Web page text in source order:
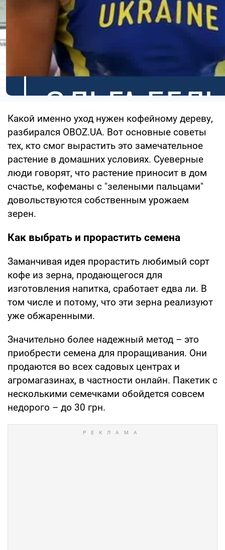
Какой именно уход нужен кофейному дереву,
разбирался OBOZ.UA. Вот основные советы
тех, кто смог вырастить это замечательное
растение в домашних условиях. Суеверные
люди говорят, что растение приносит в дом
счастье, кофеманы с "зелеными пальцами"
довольствуются собственным урожаем
зерен.
Как выбрать и прорастить семена
Заманчивая идея прорастить любимый сорт
кофе из зерна, продающегося для
изготовления напитка, сработает едва ли. В
том числе и потому, что эти зерна реализуют
уже обжаренными.
Значительно более надежный метод – это
приобрести семена для проращивания. Они
продаются во всех садовых центрах и
агромагазинах, в частности онлайн. Пакетик с
несколькими семечками обойдется совсем
недорого – до 30 грн.